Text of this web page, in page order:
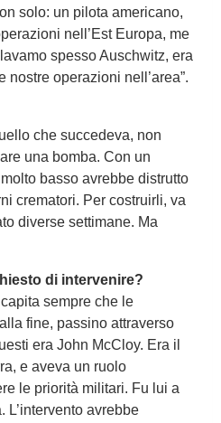
solo: un pilota americano,
nell’Est Europa, me
spesso Auschwitz, era
nostre operazioni nell’area”.
che succedeva, non
una bomba. Con un
basso avrebbe distrutto
crematori. Per costruirli, va
diverse settimane. Ma
di intervenire?
sempre che le
fine, passino attraverso
era John McCloy. Era il
e aveva un ruolo
le priorità militari. Fu lui a
L’intervento avrebbe